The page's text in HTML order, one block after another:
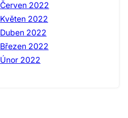
Červen 2022
Květen 2022
Duben 2022
Březen 2022
Únor 2022